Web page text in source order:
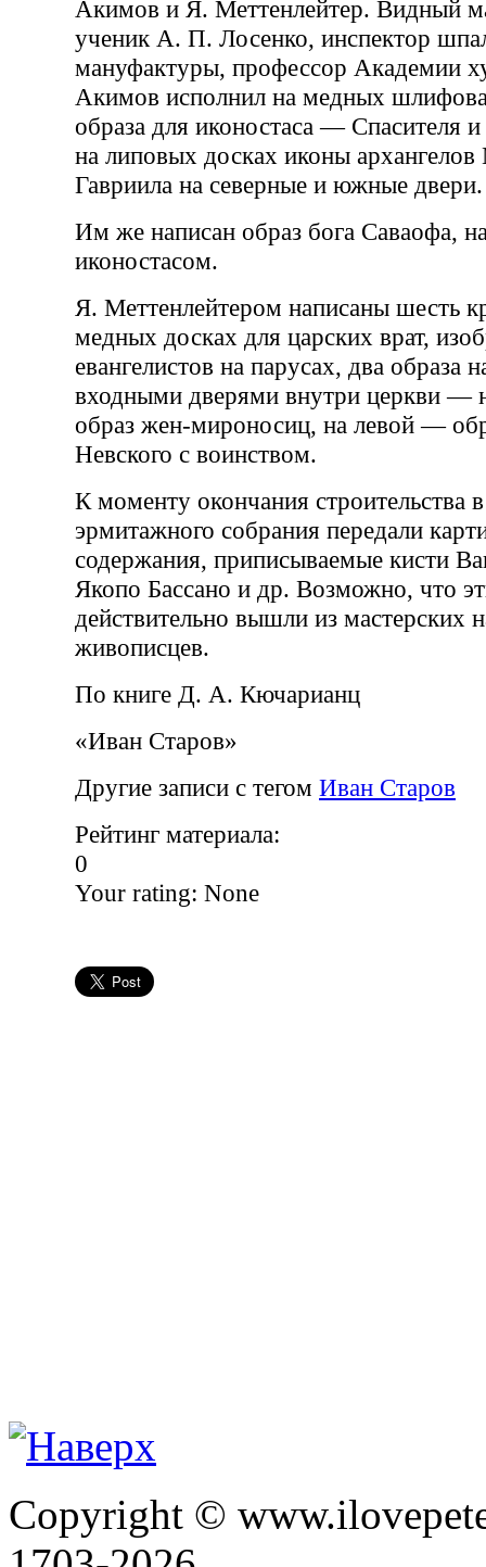
Акимов и Я. Меттенлейтер. Видный
ученик А. П. Лосенко, инспектор
мануфактуры, профессор Академии
Акимов исполнил на медных
образа для иконостаса — Спасителя
на липовых досках иконы
Гавриила на северные и южные двери.
Им же написан образ бога Саваофа,
иконостасом.
Я. Меттенлейтером написаны шесть
медных досках для царских врат,
евангелистов на парусах, два образа
входными дверями внутри церкви —
образ жен-мироносиц, на левой —
Невского с воинством.
К моменту окончания строительства
эрмитажного собрания передали
содержания, приписываемые кисти
Якопо Бассано и др. Возможно, что
действительно вышли из мастерских
живописцев.
По книге Д. А. Кючарианц
«Иван Старов»
Другие записи с тегом Иван Старов
Рейтинг материала:
0
Your rating: None
Copyright ©